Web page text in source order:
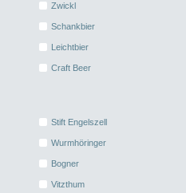
Zwickl
Schankbier
Leichtbier
Craft Beer
Stift Engelszell
Wurmhöringer
Bogner
Vitzthum